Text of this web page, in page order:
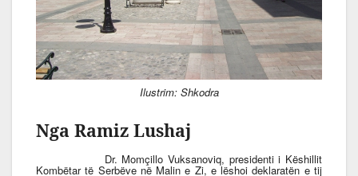
Ilustrim: Shkodra
Nga Ramiz Lushaj
Dr. Momçillo Vuksanoviq, presidenti i Këshillit
Kombëtar të Serbëve në Malin e Zi, e lëshoi deklaratën e tij